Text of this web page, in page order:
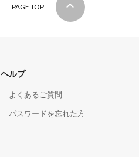
PAGE TOP
ヘルプ
よくあるご質問
パスワードを忘れた方